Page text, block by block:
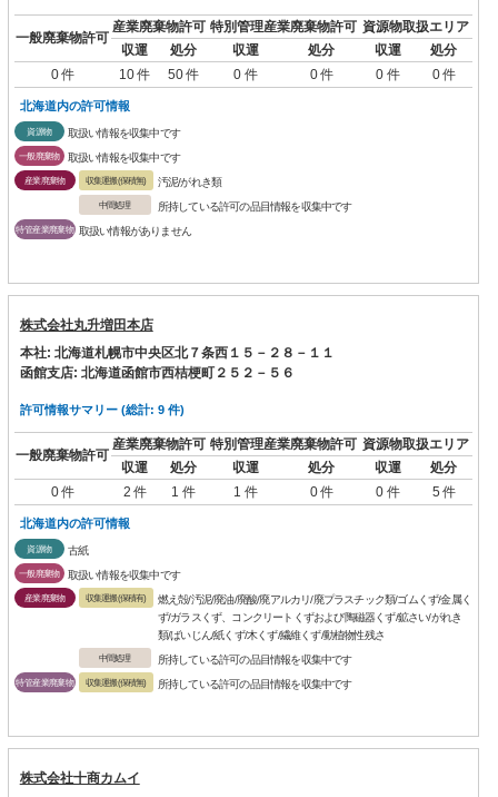
一般廃棄物許可
産業廃棄物許可 特別管理産業廃棄物許可 資源物取扱エリア
収運
処分 収運 処分 収運
処分
0 件
10 件 50 件 0 件 0 件 0 件 0 件
北海道内の許可情報
資源物 取扱い情報を収集中です
一般廃棄物 取扱い情報を収集中です
産業廃棄物 収集運搬(保積無) 汚泥/がれき類
中間処理 所持している許可の品目情報を収集中です
特管産業廃棄物 取扱い情報がありません
株式会社丸升増田本店
本社: 北海道札幌市中央区北７条西１５－２８－１１
函館支店: 北海道函館市西桔梗町２５２－５６
許可情報サマリー (総計: 9 件)
一般廃棄物許可
産業廃棄物許可 特別管理産業廃棄物許可 資源物取扱エリア
収運
処分 収運 処分 収運
処分
0 件
2 件 1 件 1 件 0 件 0 件 5 件
北海道内の許可情報
資源物 古紙
一般廃棄物 取扱い情報を収集中です
産業廃棄物 収集運搬(保積有)
燃え殻/汚泥/廃油/廃酸/廃アルカリ/廃プラスチック類/ゴムくず/金属く
ず/ガラスくず、コンクリートくずおよび陶磁器くず/鉱さい/がれき
類/ばいじん/紙くず/木くず/繊維くず/動植物性残さ
中間処理 所持している許可の品目情報を収集中です
特管産業廃棄物 収集運搬(保積無) 所持している許可の品目情報を収集中です
株式会社十商カムイ